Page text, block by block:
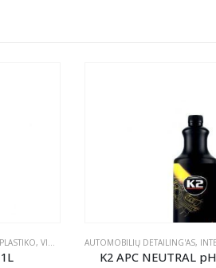
PLASTIKO, VINILO IR GUMOS VALYMAS ,TEKSTILĖS
AUTOMOBILIŲ DETAILING'AS,
K2 APC NEUTRAL